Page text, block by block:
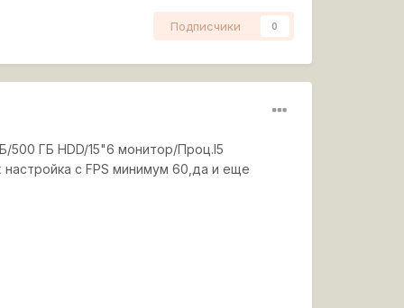
Подписчики 0
500 ГБ HDD/15"6 монитор/Проц.I5
настройка с FPS минимум 60,да и еще